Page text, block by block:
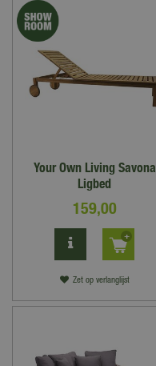
Your Own Living Savona
Ligbed
159,00
Zet op verlanglijst